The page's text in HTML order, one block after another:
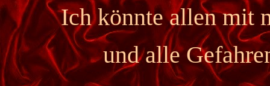
Ich könnte allen mit
und alle